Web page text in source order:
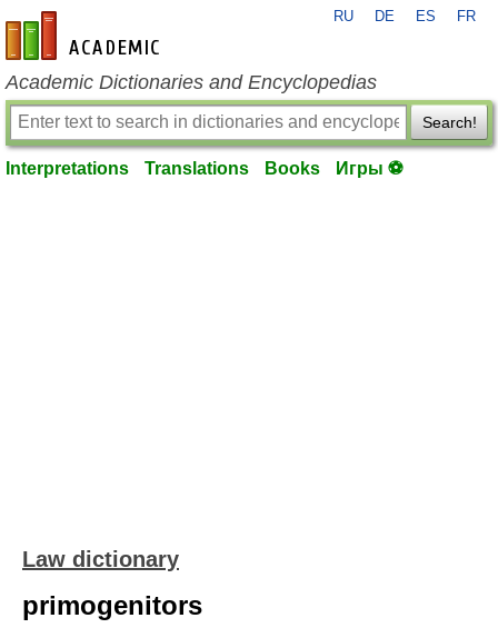
en-academic.com
RU DE ES FR
Academic Dictionaries and Encyclopedias
Search!
Interpretations Translations Books Игры ⚽
Law dictionary
primogenitors